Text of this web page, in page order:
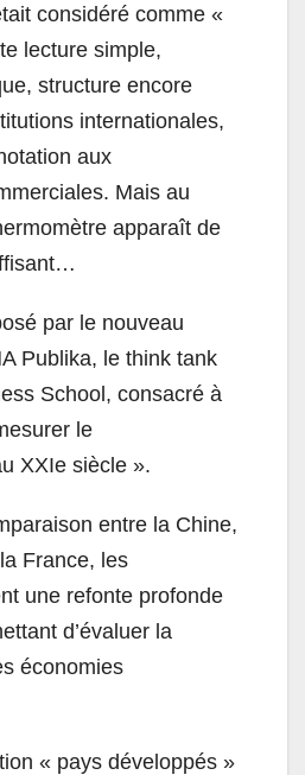
considéré comme «
lecture simple,
structure encore
internationales,
aux
Mais au
apparaît de
par le nouveau
Publika, le think tank
School, consacré à
le
XXIe siècle ».
entre la Chine,
France, les
une refonte profonde
d’évaluer la
économies
« pays développés »